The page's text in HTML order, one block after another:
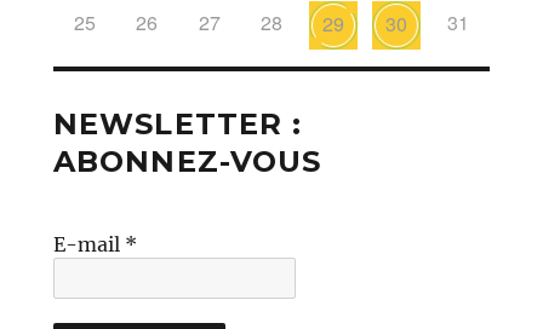
25 26 27 28 29 30 31
NEWSLETTER :
ABONNEZ-VOUS
E-mail *